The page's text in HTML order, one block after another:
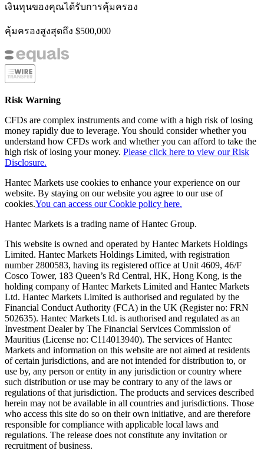
เงินทุนของคุณได้รับการคุ้มครอง
คุ้มครองสูงสุดถึง $500,000
Risk Warning
CFDs are complex instruments and come with a high risk of losing
money rapidly due to leverage. You should consider whether you
understand how CFDs work and whether you can afford to take the
high risk of losing your money. Please click here to view our Risk
Disclosure.
Hantec Markets use cookies to enhance your experience on our
website. By staying on our website you agree to our use of
cookies.You can access our Cookie policy here.
Hantec Markets is a trading name of Hantec Group.
This website is owned and operated by Hantec Markets Holdings
Limited. Hantec Markets Holdings Limited, with registration
number 2800583, having its registered office at Unit 4609, 46/F
Cosco Tower, 183 Queen’s Rd Central, HK, Hong Kong, is the
holding company of Hantec Markets Limited and Hantec Markets
Ltd. Hantec Markets Limited is authorised and regulated by the
Financial Conduct Authority (FCA) in the UK (Register no: FRN
502635). Hantec Markets Ltd. is authorised and regulated as an
Investment Dealer by The Financial Services Commission of
Mauritius (License no: C114013940). The services of Hantec
Markets and information on this website are not aimed at residents
of certain jurisdictions, and are not intended for distribution to, or
use by, any person or entity in any jurisdiction or country where
such distribution or use may be contrary to any of the laws or
regulations of that jurisdiction. The products and services described
herein may not be available in all countries and jurisdictions. Those
who access this site do so on their own initiative, and are therefore
responsible for compliance with applicable local laws and
regulations. The release does not constitute any invitation or
recruitment of business.